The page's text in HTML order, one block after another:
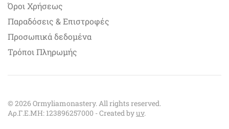
Όροι Χρήσεως
Παραδόσεις & Επιστροφές
Προσωπικά δεδομένα
Τρόποι Πληρωμής
©2026Ormyliamonastery. All rights reserved.
Αρ.Γ.Ε.ΜΗ: 123896257000 - Created byuv.